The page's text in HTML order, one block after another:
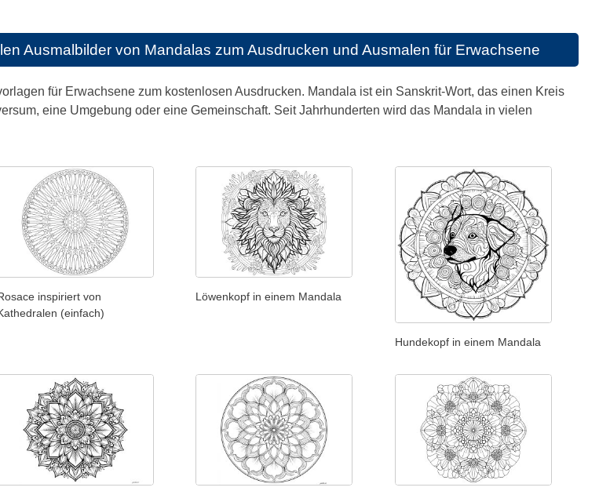
Ausmalbilder von Mandalas zum Ausdrucken und Ausmalen für Erwachsene
für Erwachsene zum kostenlosen Ausdrucken. Mandala ist ein Sanskrit-Wort, das einen Kreis
eine Umgebung oder eine Gemeinschaft. Seit Jahrhunderten wird das Mandala in vielen
inspiriert von
(einfach)
Löwenkopf in einem Mandala
Hundekopf in einem Mandala